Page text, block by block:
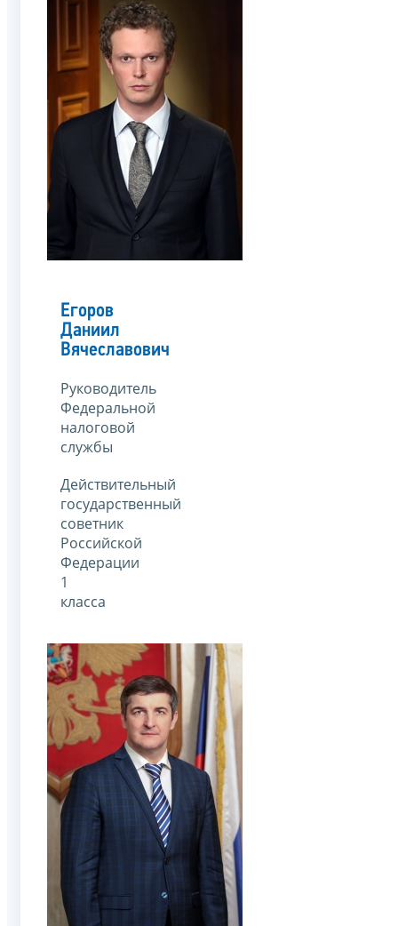
Егоров
Даниил
Вячеславович
Руководитель
Федеральной
налоговой
службы
Действительный
государственный
советник
Российской
Федерации
1
класса